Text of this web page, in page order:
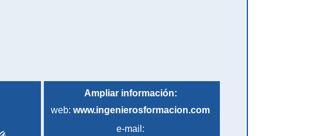
Ampliar información:
web:www.ingenierosformacion.com
e-mail: